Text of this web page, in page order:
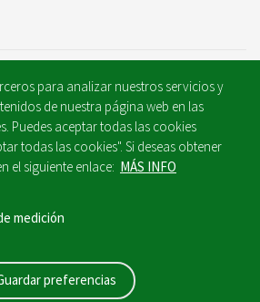
POLÍTICA DE COOKIES
para analizar nuestros servicios y
de nuestra página web en las
Puedes aceptar todas las cookies
todas las cookies". Si deseas obtener
el siguiente enlace: MÁS INFO
medición
preferencias